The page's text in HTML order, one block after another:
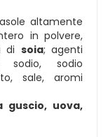
altamente
in polvere,
di soia; agenti
sodio, sodio
sale, aromi
uova,